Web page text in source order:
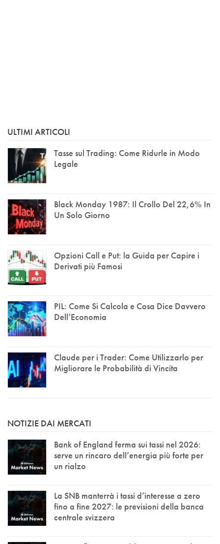
ULTIMI ARTICOLI
Tasse sul Trading: Come Ridurle in Modo
Legale
Black Monday 1987: Il Crollo Del 22,6% In
Un Solo Giorno
Opzioni Call e Put: la Guida per Capire i
Derivati più Famosi
PIL: Come Si Calcola e Cosa Dice Davvero
Dell’Economia
Claude per i Trader: Come Utilizzarlo per
Migliorare le Probabilità di Vincita
NOTIZIE DAI MERCATI
Bank of England ferma sui tassi nel 2026:
serve un rincaro dell’energia più forte per
un rialzo
La SNB manterrà i tassi d’interesse a zero
fino a fine 2027: le previsioni della banca
centrale svizzera